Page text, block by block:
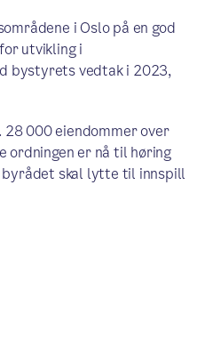
i Oslo på en god
utvikling i
bystyrets vedtak i 2023,
000 eiendommer over
ordningen er nå til høring
skal lytte til innspill